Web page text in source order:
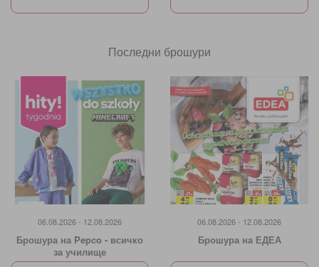
Последни брошури
06.08.2026 - 12.08.2026
Брошура на Pepco - всичко
за училище
06.08.2026 - 12.08.2026
Брошура на ЕДЕА